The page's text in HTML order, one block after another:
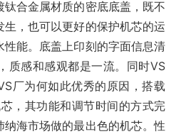
合金属材质的密底底盖，既不
，也可以更好的保护机芯的运
能。底盖上印刻的字面信息清
质感和感观都是一流。同时VS
厂为何如此优秀的原因，搭载
，其功能和调节时间的方式完
海市场做的最出色的机芯。性